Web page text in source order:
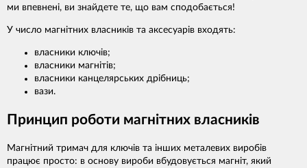
ми впевнені, ви знайдете те, що вам сподобається!
У число магнітних власників та аксесуарів входять:
власники ключів;
власники магнітів;
власники канцелярських дрібниць;
вази.
Принцип роботи магнітних власників
Магнітний тримач для ключів та інших металевих виробів
працює просто: в основу вироби вбудовується магніт, який